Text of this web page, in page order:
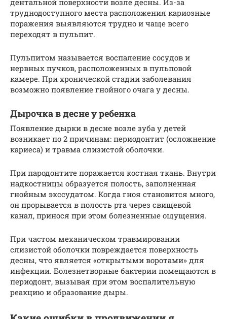
труднодоступного места расположения кариозные
поражения выявляются трудно и чаще всего
переходят в пульпит.
Пульпитом называется воспаление сосудов и
нервных пучков, расположенных в пульповой
камере. При хронической стадии заболевания
возможно появление гнойного очага у десны.
Дырочка в десне у ребенка
Появление дырки в десне возле зуба у детей
возникает по 2 причинам: периодонтит (осложнение
кариеса) и травма слизистой оболочки.
При пародонтите поражается костная ткань. Внутри
надкостницы образуется полость, заполненная
гнойным экссудатом. Когда гноя становится много,
он прорывается в полость рта через свищевой
канал, принося при этом болезненные ощущения.
При частом механическом травмировании
слизистой оболочки повреждается поверхность
десны, что является «открытыми воротами» для
инфекции. Болезнетворные бактерии помещаются в
периодонт, вызывая при этом воспалительную
реакцию и образование дыры.